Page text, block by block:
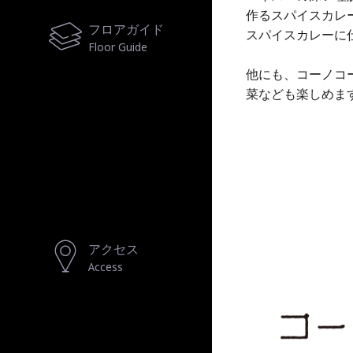
フロアガイド
Floor Guide
アクセス
Access
作るスパイスカレ
スパイスカレーに
他にも、コーノコ
菜なども楽しめま